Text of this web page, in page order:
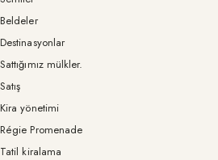
Beldeler
Destinasyonlar
Sattığımız mülkler.
Satış
Kira yönetimi
Régie Promenade
Tatil kiralama